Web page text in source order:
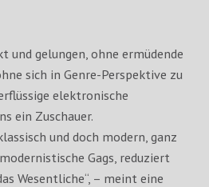
und gelungen, ohne ermüdende
sich in Genre-Perspektive zu
elektronische
ein Zuschauer.
und doch modern, ganz
Gags, reduziert
Wesentliche“, – meint eine